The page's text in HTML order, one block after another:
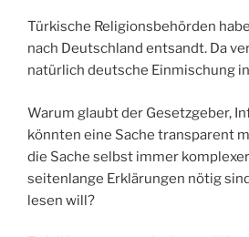
Türkische Religionsbehörden
nach Deutschland entsandt. Da
natürlich deutsche Einmischung
Warum glaubt der Gesetzgeber,
könnten eine Sache transparent
die Sache selbst immer
seitenlange Erklärungen nötig
lesen will?